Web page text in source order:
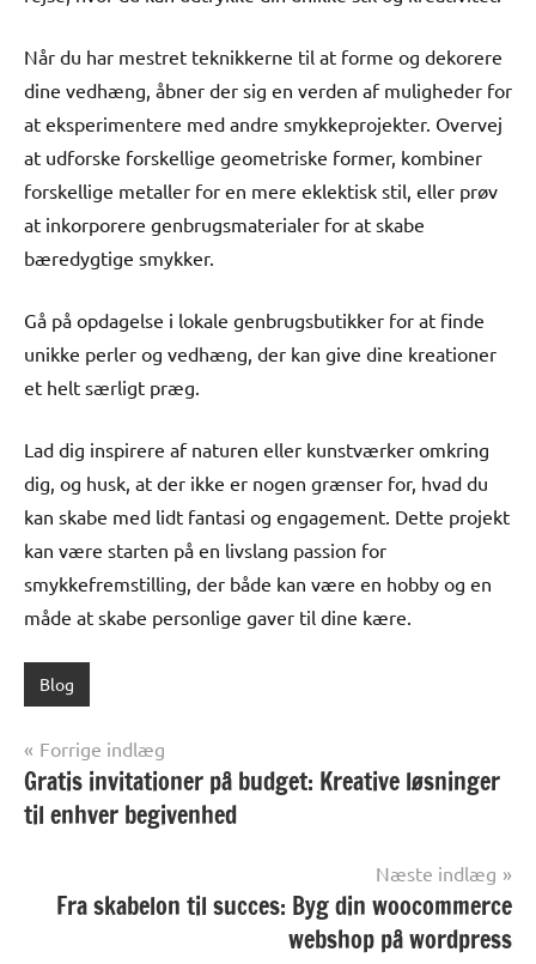
Når du har mestret teknikkerne til at forme og dekorere
dine vedhæng, åbner der sig en verden af muligheder for
at eksperimentere med andre smykkeprojekter. Overvej
at udforske forskellige geometriske former, kombiner
forskellige metaller for en mere eklektisk stil, eller prøv
at inkorporere genbrugsmaterialer for at skabe
bæredygtige smykker.
Gå på opdagelse i lokale genbrugsbutikker for at finde
unikke perler og vedhæng, der kan give dine kreationer
et helt særligt præg.
Lad dig inspirere af naturen eller kunstværker omkring
dig, og husk, at der ikke er nogen grænser for, hvad du
kan skabe med lidt fantasi og engagement. Dette projekt
kan være starten på en livslang passion for
smykkefremstilling, der både kan være en hobby og en
måde at skabe personlige gaver til dine kære.
Blog
Indlægsnavigation
Forrige indlæg
Gratis invitationer på budget: Kreative løsninger
til enhver begivenhed
Næste indlæg
Fra skabelon til succes: Byg din woocommerce
webshop på wordpress